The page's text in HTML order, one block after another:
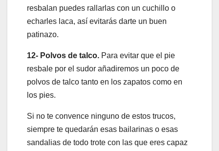
resbalan puedes rallarlas con un cuchillo o
echarles laca, así evitarás darte un buen
patinazo.
12- Polvos de talco. Para evitar que el pie
resbale por el sudor añadiremos un poco de
polvos de talco tanto en los zapatos como en
los pies.
Si no te convence ninguno de estos trucos,
siempre te quedarán esas bailarinas o esas
sandalias de todo trote con las que eres capaz